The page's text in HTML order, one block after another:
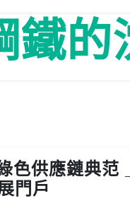
鐵的
色供應鏈典范
門戶